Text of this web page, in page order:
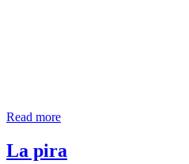
Read moreImpotenza
La pira